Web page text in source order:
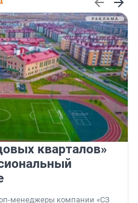
кварталов»
менеджеры компании «СЗ